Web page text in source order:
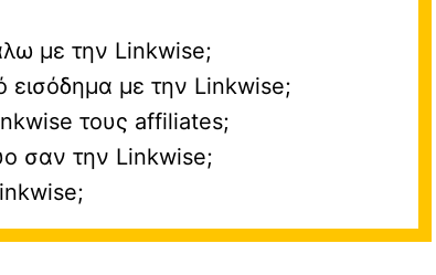
με την Linkwise;
με την Linkwise;
τους affiliates;
σαν την Linkwise;